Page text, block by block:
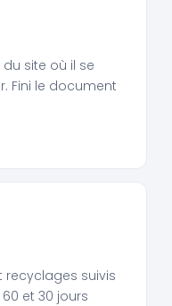
site où il se
Fini le document
recyclages suivis
et 30 jours